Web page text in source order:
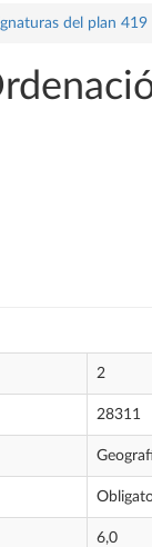
del plan 419
2
28311
6,0